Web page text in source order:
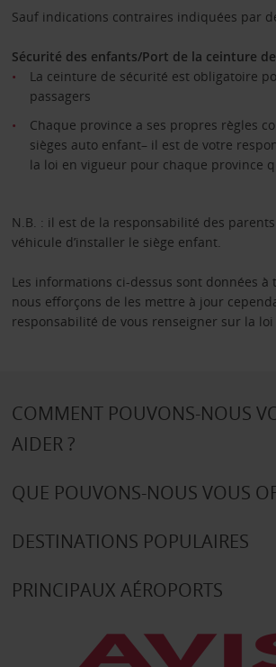
Sauf indications contraires indiquées par
Sécurité des enfants/Port de la ceinture
La ceinture de sécurité est obligatoire
passagers
Chaque province a ses propres règles
sièges auto enfant– il est de votre
la loi en vigueur pour chaque province
N.B. : il est de la responsabilité des
véhicule d’installer le siège enfant.
Les informations ci-dessus sont données
nous efforçons de les mettre à jour
responsabilité de vous renseigner sur la
COMMENT POUVONS-NOUS
AIDER ?
QUE POUVONS-NOUS VOUS
DESTINATIONS POPULAIRES
PRINCIPAUX AÉROPORTS